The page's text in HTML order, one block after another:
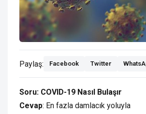
Paylaş: Facebook Twitter
Soru: COVID-19 Nasıl Bulaşır
Cevap: En fazla damlacık yoluyla